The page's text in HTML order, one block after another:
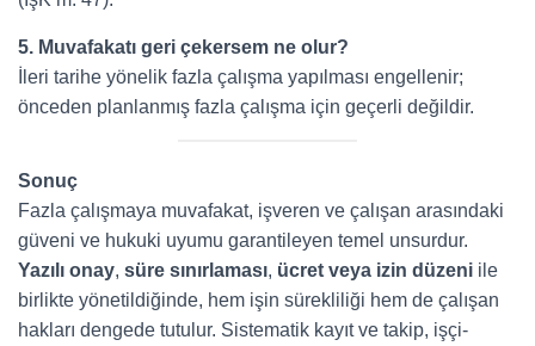
5. Muvafakatı geri çekersem ne olur?
İleri tarihe yönelik fazla çalışma yapılması engellenir;
önceden planlanmış fazla çalışma için geçerli değildir.
Sonuç
Fazla çalışmaya muvafakat, işveren ve çalışan arasındaki
güveni ve hukuki uyumu garantileyen temel unsurdur.
Yazılı onay, süre sınırlaması, ücret veya izin düzeni ile
birlikte yönetildiğinde, hem işin sürekliliği hem de çalışan
hakları dengede tutulur. Sistematik kayıt ve takip, işçi-